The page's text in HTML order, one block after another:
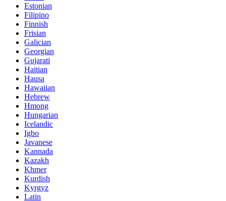
Estonian
Filipino
Finnish
Frisian
Galician
Georgian
Gujarati
Haitian
Hausa
Hawaiian
Hebrew
Hmong
Hungarian
Icelandic
Igbo
Javanese
Kannada
Kazakh
Khmer
Kurdish
Kyrgyz
Latin